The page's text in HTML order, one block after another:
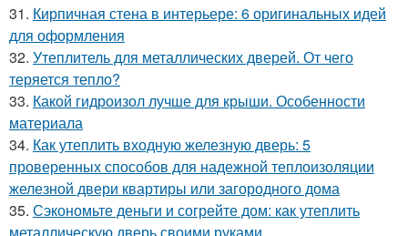
31. Кирпичная стена в интерьере: 6 оригинальных идей
для оформления
32. Утеплитель для металлических дверей. От чего
теряется тепло?
33. Какой гидроизол лучше для крыши. Особенности
материала
34. Как утеплить входную железную дверь: 5
проверенных способов для надежной теплоизоляции
железной двери квартиры или загородного дома
35. Сэкономьте деньги и согрейте дом: как утеплить